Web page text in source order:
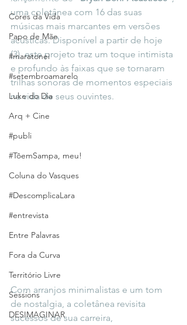
Cores da Vida
Papo de Mãe
#maratonei
#setembroamarelo
Luke do Dia
Arq + Cine
#publi
#TôemSampa, meu!
Coluna do Vasques
#DescomplicaLara
#entrevista
Entre Palavras
Fora da Curva
Território Livre
Sessions
DESIMAGINAR
uma coletânea com 16 das suas
músicas mais marcantes em versões
acústicas. Disponível a partir de hoje
(3), este projeto traz um toque intimista
e profundo às faixas que se tornaram
trilhas sonoras de momentos especiais
na vida de seus ouvintes.
Com arranjos minimalistas e um tom
de nostalgia, a coletânea revisita
sucessos de sua carreira,